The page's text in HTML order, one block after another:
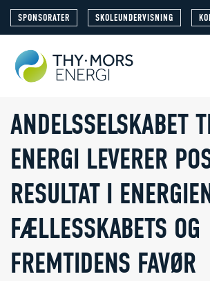
SPONSORATER SKOLEUNDERVISNING
ANDELSSELSKABET
ENERGI LEVERER
RESULTAT I
FÆLLESSKABETS OG
FREMTIDENS FAVØR